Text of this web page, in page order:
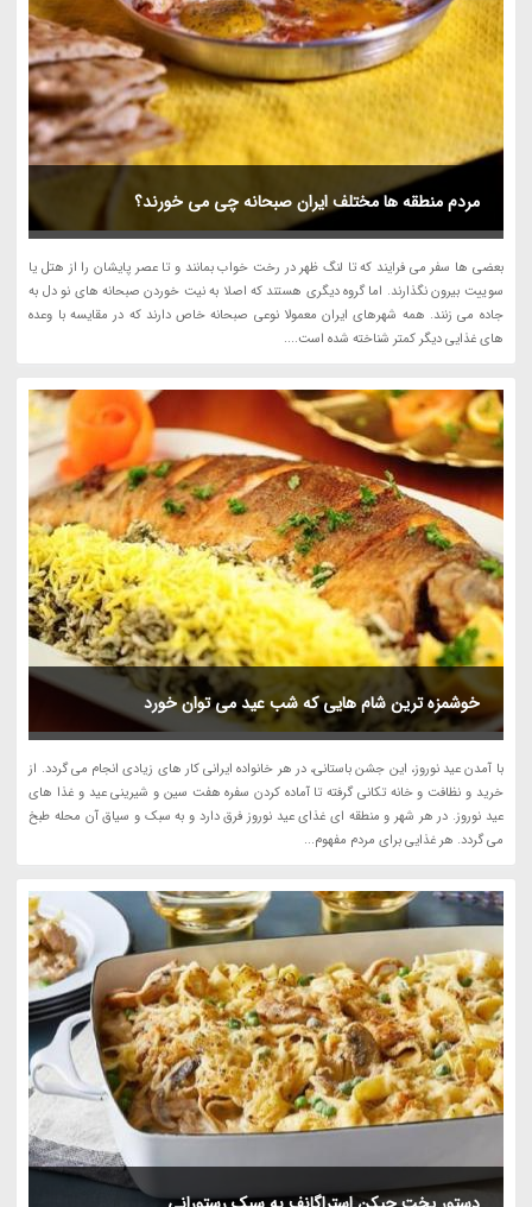
مردم منطقه ها مختلف ایران صبحانه چی می خورند؟
بعضی ها سفر می فرایند که تا لنگ ظهر در رخت خواب بمانند و تا عصر پایشان را از هتل یا
سوییت بیرون نگذارند. اما گروه دیگری هستند که اصلا به نیت خوردن صبحانه های نو دل به
جاده می زنند. همه شهرهای ایران معمولا نوعی صبحانه خاص دارند که در مقایسه با وعده
های غذایی دیگر کمتر شناخته شده است....
خوشمزه ترین شام هایی که شب عید می توان خورد
با آمدن عید نوروز، این جشن باستانی، در هر خانواده ایرانی کار های زیادی انجام می گردد. از
خرید و نظافت و خانه تکانی گرفته تا آماده کردن سفره هفت سین و شیرینی عید و غذا های
عید نوروز. در هر شهر و منطقه ای غذای عید نوروز فرق دارد و به سبک و سیاق آن محله طبخ
می گردد. هر غذایی برای مردم مفهوم...